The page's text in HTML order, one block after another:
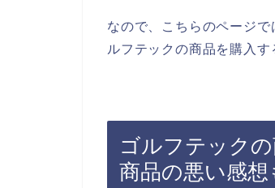
なので、こちらのページ
ルフテックの商品を購入
ゴルフテック
商品の悪い感想